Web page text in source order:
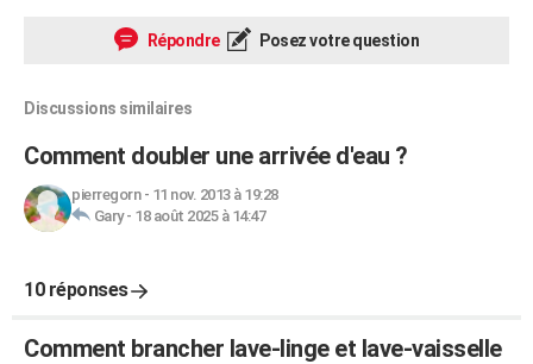
Répondre Posez votre question
Discussions similaires
Comment doubler une arrivée d'eau ?
pierregorn- 11 nov. 2013 à 19:28
Gary- 18 août 2025 à 14:47
10 réponses
Comment brancher lave-linge et lave-vaisselle